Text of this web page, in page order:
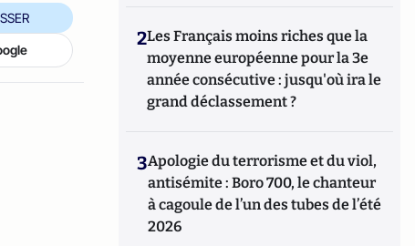
2Les Français moins riches que la
moyenne européenne pour la 3e
année consécutive : jusqu'où ira le
grand déclassement ?
3Apologie du terrorisme et du viol,
antisémite : Boro 700, le chanteur
à cagoule de l’un des tubes de l’été
2026